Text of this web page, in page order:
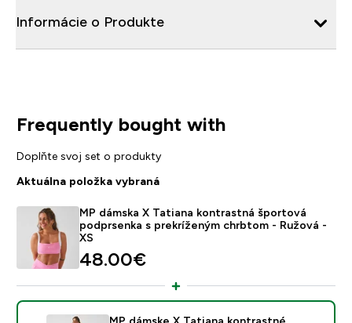
Informácie o Produkte
Frequently bought with
Doplňte svoj set o produkty
Aktuálna položka vybraná
MP dámska X Tatiana kontrastná športová
podprsenka s prekríženým chrbtom - Ružová -
XS
48.00€‎
MP dámske X Tatiana kontrastné